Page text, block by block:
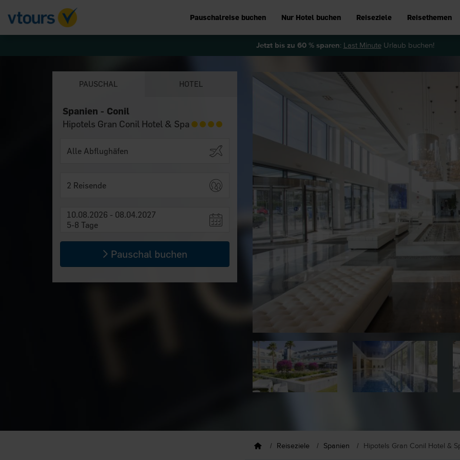
Pauschalreise buchen Nur Hotel buchen Reiseziele Reisethemen
Jetzt bis zu 60 % sparen: Last MinuteUrlaub buchen!
PAUSCHAL HOTEL
Spanien - Conil
Hipotels Gran Conil Hotel & Spa
2 Reisende
10.08.2026 - 08.04.2027
5-8 Tage
Pauschal buchen
Reiseziele Spanien Hipotels Gran Conil Hotel &